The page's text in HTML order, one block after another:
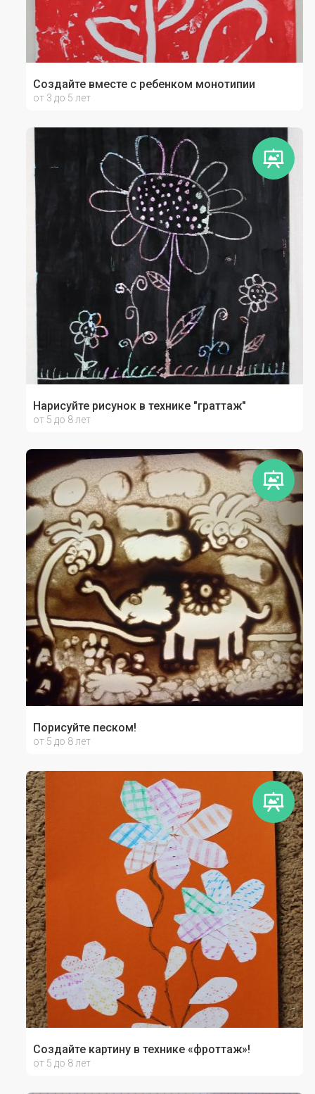
Создайте вместе с ребенком монотипии
от 3 до 5 лет
Нарисуйте рисунок в технике "граттаж"
от 5 до 8 лет
Порисуйте песком!
от 5 до 8 лет
Создайте картину в технике «фроттаж»!
от 5 до 8 лет